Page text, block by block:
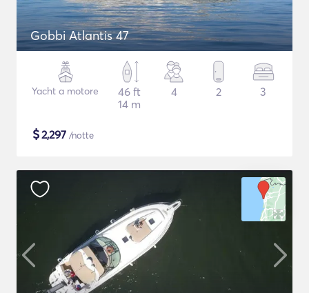
Gobbi Atlantis 47
Yacht a motore
46 ft
14 m
4 2 3
$2,297 /notte